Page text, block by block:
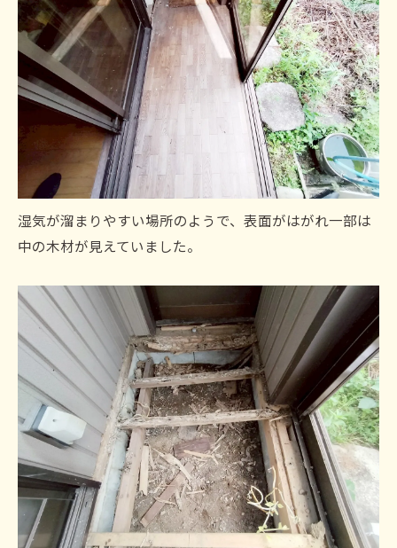
湿気が溜まりやすい場所のようで、表面がはがれ一部は
中の木材が見えていました。